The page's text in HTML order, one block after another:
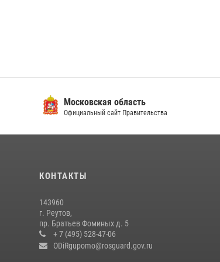
Московская область
Официальный сайт Правительства
КОНТАКТЫ
143960
г. Реутов,
пр. Братьев Фоминых д. 5
+ 7 (495) 528-47-06
ODiRgupomo@rosguard.gov.ru